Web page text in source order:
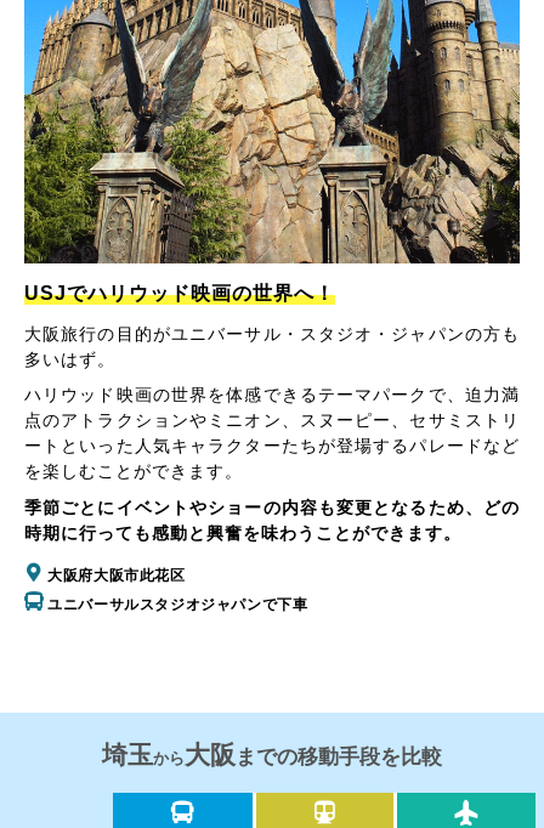
USJでハリウッド映画の世界へ！
大阪旅行の目的がユニバーサル・スタジオ・ジャパンの方も
多いはず。
ハリウッド映画の世界を体感できるテーマパークで、迫力満
点のアトラクションやミニオン、スヌーピー、セサミストリ
ートといった人気キャラクターたちが登場するパレードなど
を楽しむことができます。
季節ごとにイベントやショーの内容も変更となるため、どの
時期に行っても感動と興奮を味わうことができます。
大阪府大阪市此花区
ユニバーサルスタジオジャパンで下車
埼玉から大阪 までの移動手段を比較